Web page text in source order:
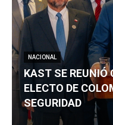
NACIONAL
KAST SE REUNIÓ
ELECTO DE
SEGURIDAD